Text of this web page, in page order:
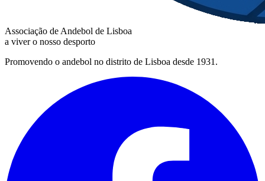
Associação de Andebol de Lisboa
a viver o nosso desporto
Promovendo o andebol no distrito de Lisboa desde 1931.